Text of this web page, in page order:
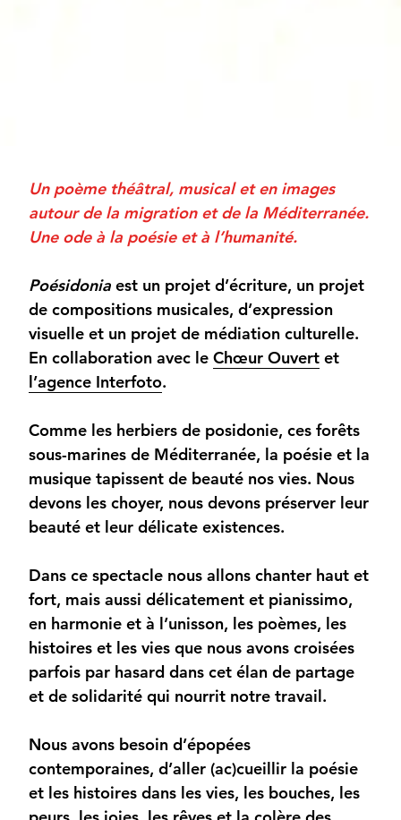
Un poème théâtral, musical et en images
autour de la migration et de la Méditerranée.
Une ode à la poésie et à l’humanité.
Poésidonia est un projet d’écriture, un projet
de compositions musicales, d’expression
visuelle et un projet de médiation culturelle.
En collaboration avec le Chœur Ouvert et
l’agence Interfoto.
Comme les herbiers de posidonie, ces forêts
sous-marines de Méditerranée, la poésie et la
musique tapissent de beauté nos vies. Nous
devons les choyer, nous devons préserver leur
beauté et leur délicate existences.
Dans ce spectacle nous allons chanter haut et
fort, mais aussi délicatement et pianissimo,
en harmonie et à l’unisson, les poèmes, les
histoires et les vies que nous avons croisées
parfois par hasard dans cet élan de partage
et de solidarité qui nourrit notre travail.
Nous avons besoin d’épopées
contemporaines, d’aller (ac)cueillir la poésie
et les histoires dans les vies, les bouches, les